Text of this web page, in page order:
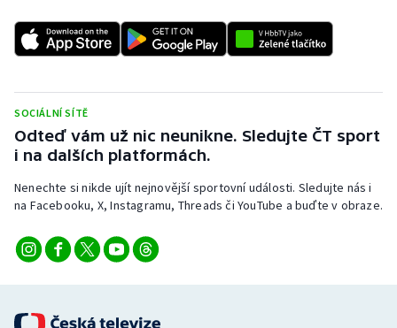
Short track
Stolní tenis
Triatlon
Veslování
Vodní slalom
Ostatní
SOCIÁLNÍ SÍTĚ
Odteď vám už nic neunikne. Sledujte ČT sport
i na dalších platformách.
Nenechte si nikde ujít nejnovější sportovní události. Sledujte nás i
na Facebooku, X, Instagramu, Threads či YouTube a buďte v obraze.